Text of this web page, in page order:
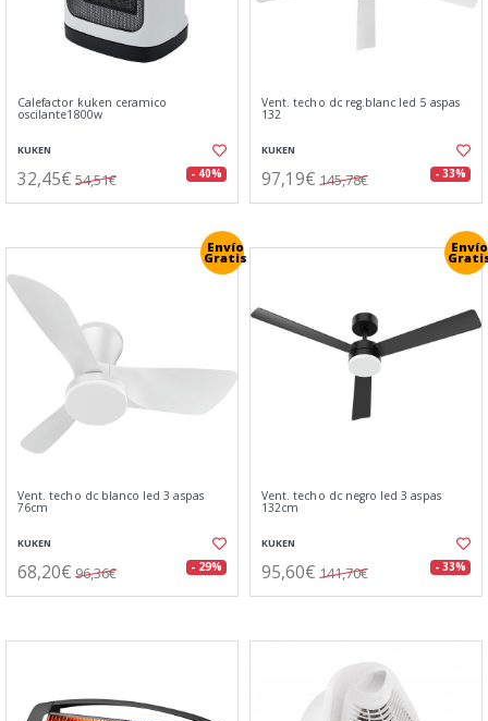
Calefactor kuken ceramico
oscilante1800w
KUKEN
32,45€ 54,51€ - 40%
Vent. techo dc reg.blanc led 5 aspas
132
KUKEN
97,19€ 145,78€ - 33%
Envío
Gratis
Vent. techo dc blanco led 3 aspas
76cm
KUKEN
68,20€ 96,36€ - 29%
Envío
Vent. techo dc negro led 3 aspas
132cm
KUKEN
95,60€ 141,70€ - 33%